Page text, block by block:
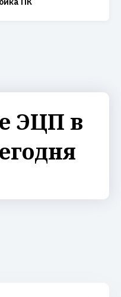
ЭЦП в